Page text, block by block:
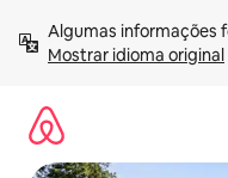
para
Mostrar idioma original